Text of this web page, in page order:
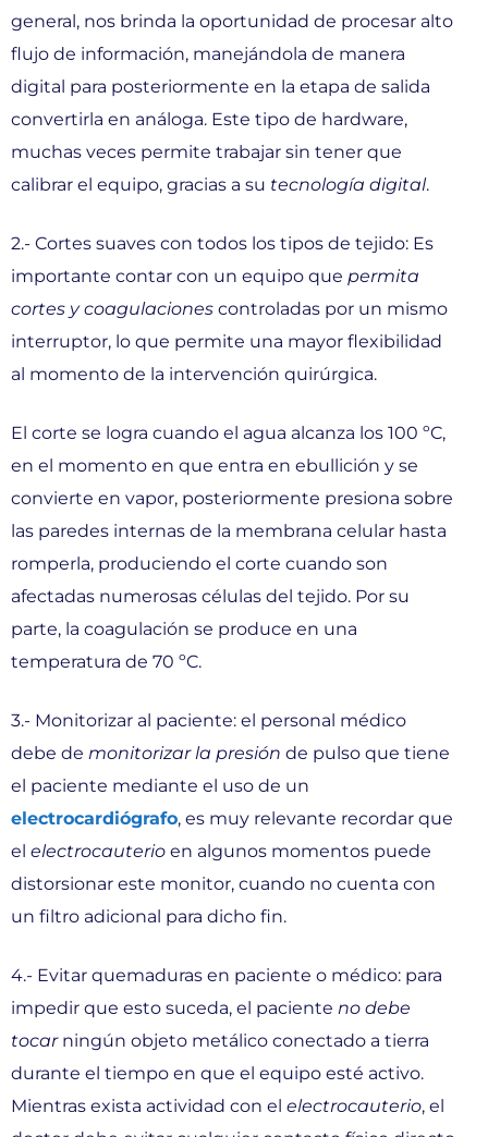
general, nos brinda la oportunidad de procesar alto
flujo de información, manejándola de manera
digital para posteriormente en la etapa de salida
convertirla en análoga. Este tipo de hardware,
muchas veces permite trabajar sin tener que
calibrar el equipo, gracias a su tecnología digital.
2.- Cortes suaves con todos los tipos de tejido: Es
importante contar con un equipo que permita
cortes y coagulaciones controladas por un mismo
interruptor, lo que permite una mayor flexibilidad
al momento de la intervención quirúrgica.
El corte se logra cuando el agua alcanza los 100 ºC,
en el momento en que entra en ebullición y se
convierte en vapor, posteriormente presiona sobre
las paredes internas de la membrana celular hasta
romperla, produciendo el corte cuando son
afectadas numerosas células del tejido. Por su
parte, la coagulación se produce en una
temperatura de 70 ºC.
3.- Monitorizar al paciente: el personal médico
debe de monitorizar la presión de pulso que tiene
el paciente mediante el uso de un
electrocardiógrafo, es muy relevante recordar que
el electrocauterio en algunos momentos puede
distorsionar este monitor, cuando no cuenta con
un filtro adicional para dicho fin.
4.- Evitar quemaduras en paciente o médico: para
impedir que esto suceda, el paciente no debe
tocarningún objeto metálico conectado a tierra
durante el tiempo en que el equipo esté activo.
Mientras exista actividad con el electrocauterio, el